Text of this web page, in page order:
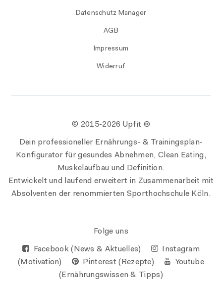
Datenschutz Manager
AGB
Impressum
Widerruf
© 2015-2026 Upfit ®
Dein professioneller Ernährungs- & Trainingsplan-
Konfigurator für gesundes Abnehmen, Clean Eating,
Muskelaufbau und Definition.
Entwickelt und laufend erweitert in Zusammenarbeit mit
Absolventen der renommierten Sporthochschule Köln.
Folge uns
Facebook (News & Aktuelles)
Instagram
(Motivation)
Pinterest (Rezepte)
Youtube
(Ernährungswissen & Tipps)